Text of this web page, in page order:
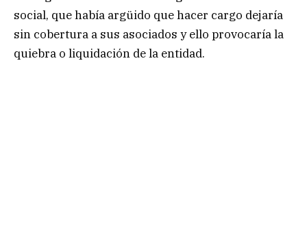
social, que había argüido que hacer cargo dejaría
sin cobertura a sus asociados y ello provocaría la
quiebra o liquidación de la entidad.